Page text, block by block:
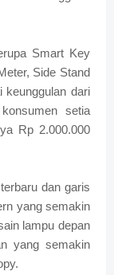
Smart Key
Side Stand
keunggulan dari
setia
Rp 2.000.000
dan garis
yang semakin
lampu depan
yang semakin